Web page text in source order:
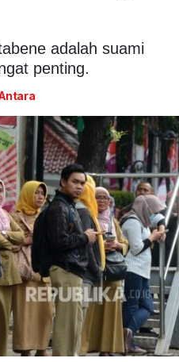
adalah suami
penting.